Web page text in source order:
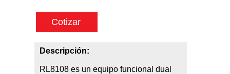
Cotizar
Descripción:
RL8108 es un equipo funcional dual